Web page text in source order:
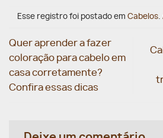
Esse registro foi postado em Cabelos.
Quer aprender a fazer
coloração para cabelo em
casa corretamente?
Confira essas dicas